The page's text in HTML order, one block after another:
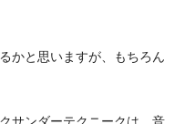
かと思いますが、もちろん